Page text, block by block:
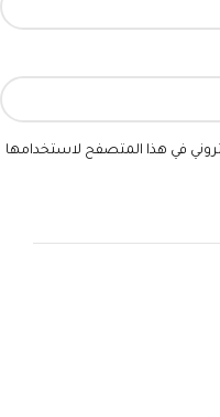
في هذا المتصفح لاستخدامها